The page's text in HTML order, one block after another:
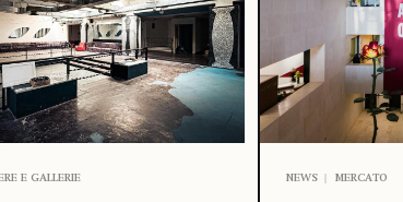
E GALLERIE NEWS MERCATO